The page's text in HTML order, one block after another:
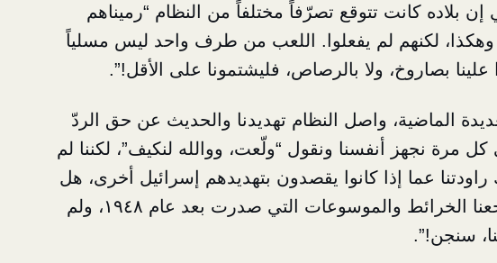
إن بلاده كانت تتوقع تصرّفاً مختلفاً من النظام “رميناهم
وهكذا، لكنهم لم يفعلوا. اللعب من طرف واحد ليس مسلياً
علينا بصاروخ، ولا بالرصاص، فليشتمونا على الأقل!”.
الماضية، واصل النظام تهديدنا والحديث عن حق الردّ
مرة نجهز أنفسنا ونقول “ولّعت، ووالله لنكيف”، لكننا لم
عما إذا كانوا يقصدون بتهديدهم إسرائيل أخرى، هل
الخرائط والموسوعات التي صدرت بعد عام
١٩٤٨، ولم
سنجن!”.